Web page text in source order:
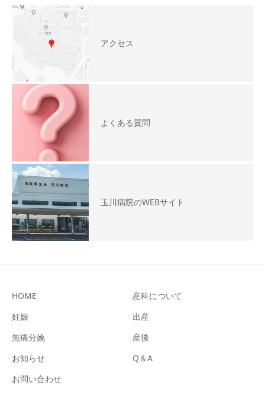
アクセス
よくある質問
玉川病院のWEBサイト
HOME
産科について
妊娠
出産
無痛分娩
産後
お知らせ
Q＆A
お問い合わせ